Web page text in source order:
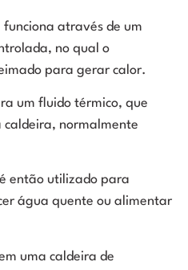
através de um
no qual o
para gerar calor.
um fluido térmico, que
caldeira, normalmente
então utilizado para
água quente ou alimentar
uma caldeira de